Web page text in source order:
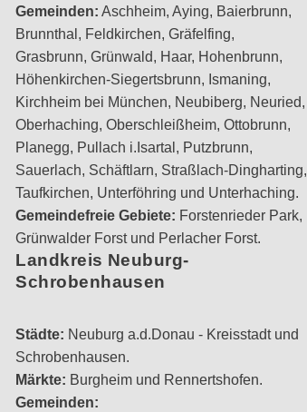
Gemeinden: Aschheim, Aying, Baierbrunn,
Brunnthal, Feldkirchen, Gräfelfing,
Grasbrunn, Grünwald, Haar, Hohenbrunn,
Höhenkirchen-Siegertsbrunn, Ismaning,
Kirchheim bei München, Neubiberg, Neuried,
Oberhaching, Oberschleißheim, Ottobrunn,
Planegg, Pullach i.Isartal, Putzbrunn,
Sauerlach, Schäftlarn, Straßlach-Dingharting,
Taufkirchen, Unterföhring und Unterhaching.
Gemeindefreie Gebiete: Forstenrieder Park,
Grünwalder Forst und Perlacher Forst.
Landkreis Neuburg-
Schrobenhausen
Städte: Neuburg a.d.Donau - Kreisstadt und
Schrobenhausen.
Märkte: Burgheim und Rennertshofen.
Gemeinden: